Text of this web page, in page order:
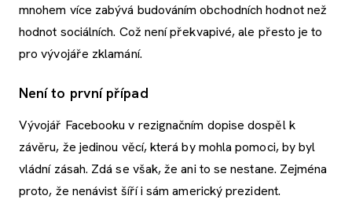
mnohem více zabývá budováním obchodních hodnot než
hodnot sociálních. Což není překvapivé, ale přesto je to
pro vývojáře zklamání.
Není to první případ
Vývojář Facebooku v rezignačním dopise dospěl k
závěru, že jedinou věcí, která by mohla pomoci, by byl
vládní zásah. Zdá se však, že ani to se nestane. Zejména
proto, že nenávist šíří i sám americký prezident.